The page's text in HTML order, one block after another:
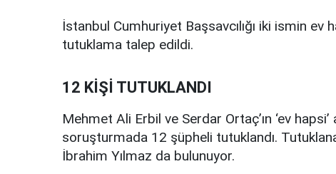
İstanbul Cumhuriyet Başsavcılığı iki ismin
tutuklama talep edildi.
12 KİŞİ TUTUKLANDI
Mehmet Ali Erbil ve Serdar Ortaç’ın ‘ev
soruşturmada 12 şüpheli tutuklandı.
İbrahim Yılmaz da bulunuyor.